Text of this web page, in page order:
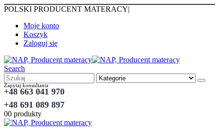
POLSKI PRODUCENT MATERACY|
Moje konto
Koszyk
Zaloguj się
Search
Zapytaj konsultanta
+48 663 041 970
+48 691 089 897
00 produkty